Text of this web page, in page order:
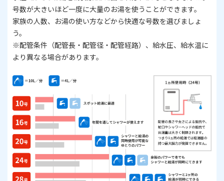
号数が大きいほど一度に大量のお湯を使うことができます。
家族の人数、お湯の使い方などから快適な号数を選びましょ
う。
​​​​​​​※配管条件（配管長・配管径・配管経路）、給水圧、給水温に
より異なる場合があります。